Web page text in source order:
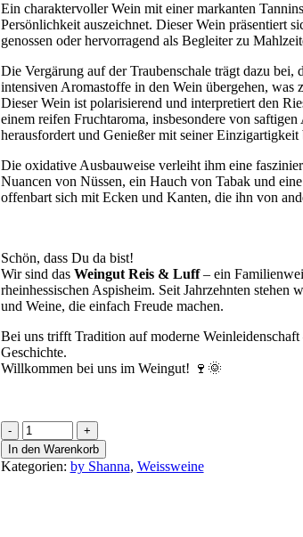
Ein charaktervoller Wein mit einer markanten
Persönlichkeit auszeichnet. Dieser Wein präsentiert
genossen oder hervorragend als Begleiter zu
Die Vergärung auf der Traubenschale trägt dazu bei,
intensiven Aromastoffe in den Wein übergehen,
Dieser Wein ist polarisierend und interpretiert den
einem reifen Fruchtaroma, insbesondere von
herausfordert und Genießer mit seiner Einzigartigkeit
Die oxidative Ausbauweise verleiht ihm eine
Nuancen von Nüssen, ein Hauch von Tabak und
offenbart sich mit Ecken und Kanten, die ihn von
Schön, dass Du da bist!
Wir sind das Weingut Reis & Luff– ein
rheinhessischen Aspisheim. Seit Jahrzehnten
und Weine, die einfach Freude machen.
Bei uns trifft Tradition auf moderne
Geschichte.
Willkommen bei uns im Weingut! 🍷🌞
Riesling
Orangewine
Menge
In den Warenkorb
Kategorien: by Shanna, Weissweine